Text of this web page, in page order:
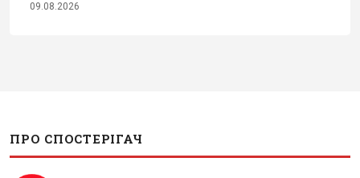
09.08.2026
ПРО СПОСТЕРІГАЧ